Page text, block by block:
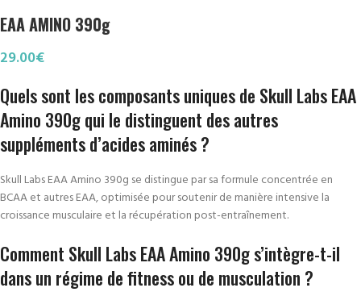
EAA AMINO 390g
29.00€
Quels sont les composants uniques de Skull Labs EAA
Amino 390g qui le distinguent des autres
suppléments d’acides aminés ?
Skull Labs EAA Amino 390g se distingue par sa formule concentrée en
BCAA et autres EAA, optimisée pour soutenir de manière intensive la
croissance musculaire et la récupération post-entraînement.
Comment Skull Labs EAA Amino 390g s’intègre-t-il
dans un régime de fitness ou de musculation ?